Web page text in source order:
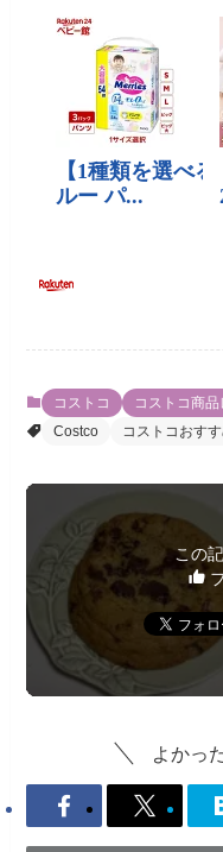
コストコ
コストコ商
Costco
コストコおす
この
よかっ